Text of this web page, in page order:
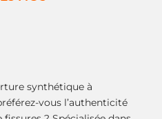
synthétique à
vous l’authenticité